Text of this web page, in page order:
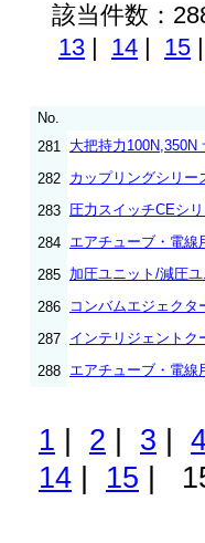
該当件数：
13 | 14 | 15
No.
281
大把持力100N,350N
282
カップリングシリー
283 圧力スイッチCEシ
284
エアチューブ・電
285
加圧ユニット/減圧
286
コンバムエジェクタ
287
インテリジェントク
288
エアチューブ・電
1 | 2 | 3 |
14 | 15 |